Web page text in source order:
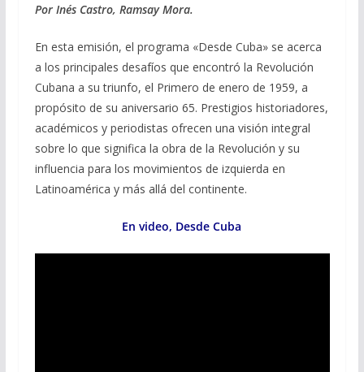
e
b
o
o
k
e
gr
a
m
at
s
A
p
p
l p
ar
ti
r
Por Inés Castro, Ramsay Mora.
En esta emisión, el programa «Desde Cuba» se acerca
a los principales desafíos que encontró la Revolución
Cubana a su triunfo, el Primero de enero de 1959, a
propósito de su aniversario 65. Prestigios historiadores,
académicos y periodistas ofrecen una visión integral
sobre lo que significa la obra de la Revolución y su
influencia para los movimientos de izquierda en
Latinoamérica y más allá del continente.
En video, Desde Cuba